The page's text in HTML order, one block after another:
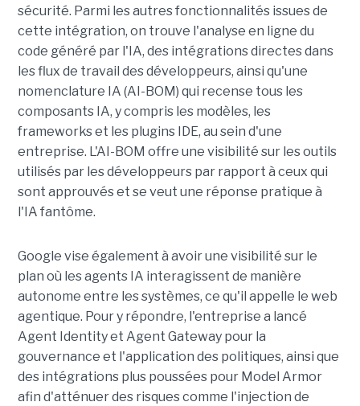
sécurité. Parmi les autres fonctionnalités issues de
cette intégration, on trouve l'analyse en ligne du
code généré par l'IA, des intégrations directes dans
les flux de travail des développeurs, ainsi qu'une
nomenclature IA (AI-BOM) qui recense tous les
composants IA, y compris les modèles, les
frameworks et les plugins IDE, au sein d'une
entreprise. L'AI-BOM offre une visibilité sur les outils
utilisés par les développeurs par rapport à ceux qui
sont approuvés et se veut une réponse pratique à
l'IA fantôme.
Google vise également à avoir une visibilité sur le
plan où les agents IA interagissent de manière
autonome entre les systèmes, ce qu'il appelle le web
agentique. Pour y répondre, l'entreprise a lancé
Agent Identity et Agent Gateway pour la
gouvernance et l'application des politiques, ainsi que
des intégrations plus poussées pour Model Armor
afin d'atténuer des risques comme l'injection de